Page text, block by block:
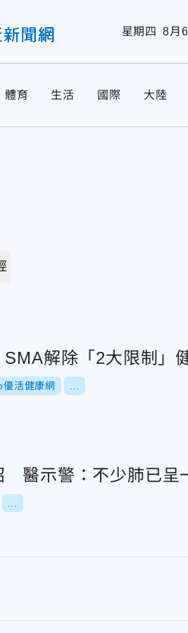
星期四 8月
體育 生活 國際 大陸
解除「2大限制」
優活健康網
醫示警：不少肺已呈